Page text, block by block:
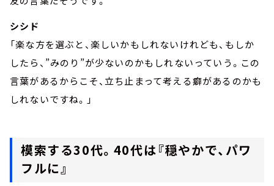
シシド
「楽な方を選ぶと、楽しいかもしれないけれども、もしか
したら、”みのり”が少ないのかもしれないっていう。この
言葉があるからこそ、立ち止まって考える癖があるのかも
しれないですね。」
模索する30代。40代は『穏やかで、パワ
フルに』